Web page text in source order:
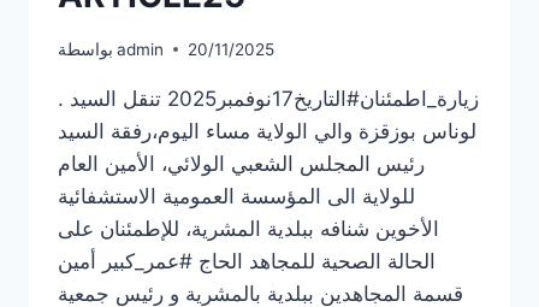
بواسطة admin 20/11/2025
. زيارة_اطمئنان#التاريخ17نوفمبر2025 تنقل السيد
لوناس بوزقزة والي الولاية مساء اليوم،رفقة السيد
رئيس المجلس الشعبي الولائي، الأمين العام
للولاية الى المؤسسة العمومية الاستشفائية
الأخوين شنافه ببلدية المشرية، للإطمئنان على
الحالة الصحية للمجاهد الحاج #عمر_كبير أمين
قسمة المجاهدين ببلدية بالمشرية و رئيس جمعية